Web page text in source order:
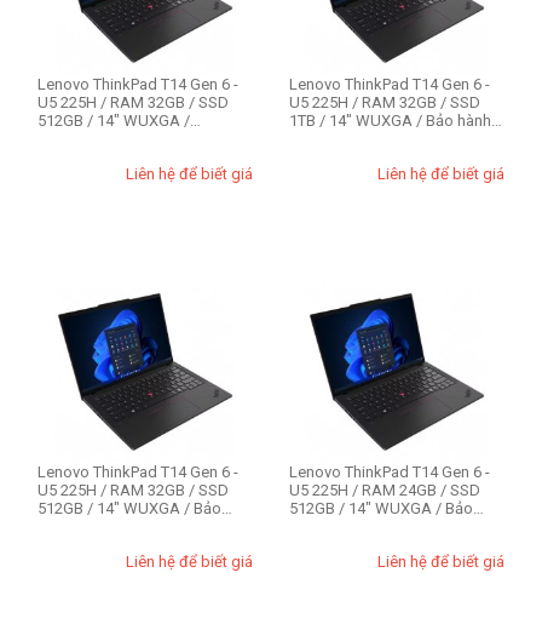
Lenovo ThinkPad T14 Gen 6 -
U5 225H / RAM 32GB / SSD
512GB / 14" WUXGA /
Liên hệ để biết giá
Lenovo ThinkPad T14 Gen 6 -
U5 225H / RAM 32GB / SSD
1TB / 14" WUXGA / Bảo hành 3
Liên hệ để biết giá
Lenovo ThinkPad T14 Gen 6 -
U5 225H / RAM 32GB / SSD
512GB / 14" WUXGA / Bảo
Liên hệ để biết giá
Lenovo ThinkPad T14 Gen 6 -
U5 225H / RAM 24GB / SSD
512GB / 14" WUXGA / Bảo
Liên hệ để biết giá